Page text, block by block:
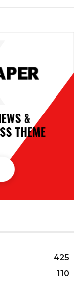
425
110